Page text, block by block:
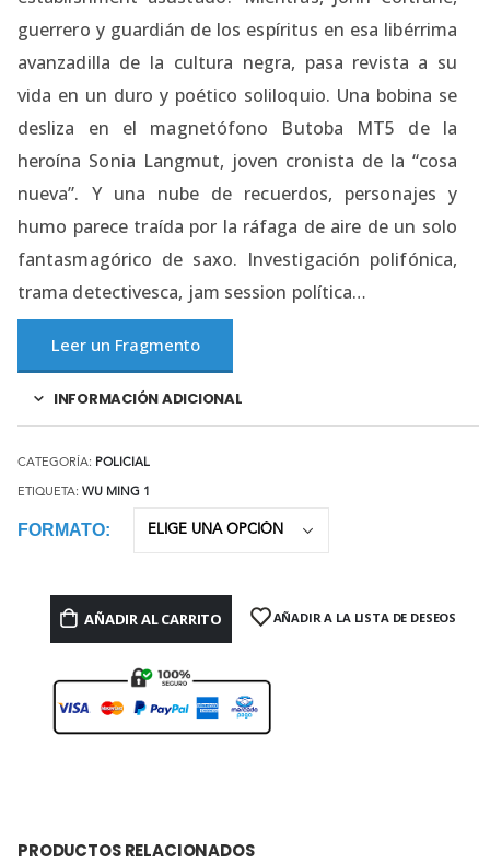
guerrero y guardián de los espíritus en esa libérrima
avanzadilla de la cultura negra, pasa revista a su
vida en un duro y poético soliloquio. Una bobina se
desliza en el magnetófono Butoba MT5 de la
heroína Sonia Langmut, joven cronista de la “cosa
nueva”. Y una nube de recuerdos, personajes y
humo parece traída por la ráfaga de aire de un solo
fantasmagórico de saxo. Investigación polifónica,
trama detectivesca, jam session política…
Leer un Fragmento
INFORMACIÓN ADICIONAL
CATEGORÍA: POLICIAL
ETIQUETA: WU MING 1
FORMATO
AÑADIR AL CARRITO AÑADIR A LA LISTA DE DESEOS
PRODUCTOS RELACIONADOS